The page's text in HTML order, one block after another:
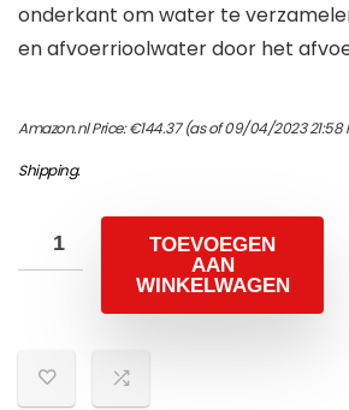
onderkant om water te
en afvoerrioolwater door het
Amazon.nl Price:€144.37(as of 09/04/2023 21:58
Shipping.
TOEVOEGEN
AAN
WINKELWAGEN